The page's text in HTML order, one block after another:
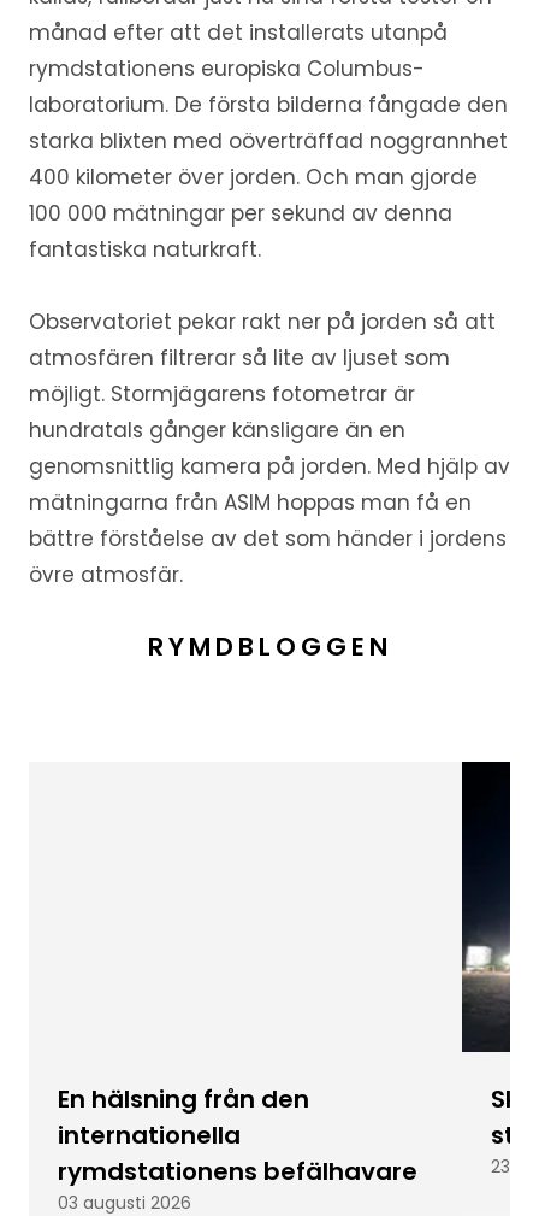
månad efter att det installerats utanpå
rymdstationens europiska Columbus-
laboratorium. De första bilderna fångade den
starka blixten med oöverträffad noggrannhet
400 kilometer över jorden. Och man gjorde
100 000 mätningar per sekund av denna
fantastiska naturkraft.
Observatoriet pekar rakt ner på jorden så att
atmosfären filtrerar så lite av ljuset som
möjligt. Stormjägarens fotometrar är
hundratals gånger känsligare än en
genomsnittlig kamera på jorden. Med hjälp av
mätningarna från ASIM hoppas man få en
bättre förståelse av det som händer i jordens
övre atmosfär.
RYMDBLOGGEN
En hälsning från den
internationella
rymdstationens befälhavare
03 augusti 2026
23